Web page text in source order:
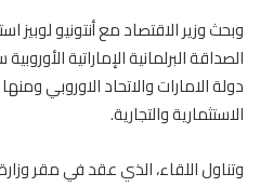
وبحث وزير الاقتصاد مع أنتونيو
الصداقة البرلمانية الإماراتية
دولة الامارات والاتحاد الاوروبي
الاستثمارية والتجارية.
وتناول اللقاء، الذي عقد في مقر